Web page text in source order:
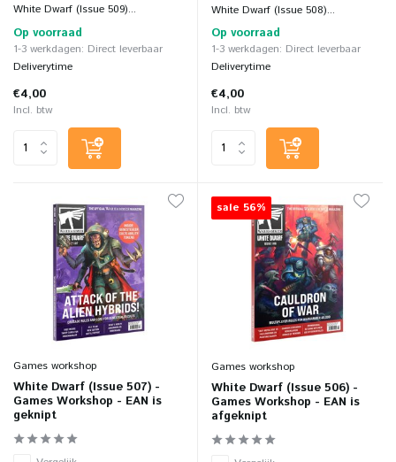
White Dwarf (Issue 509)...
Op voorraad
1-3 werkdagen: Direct leverbaar
Deliverytime
€4,00
Incl. btw
White Dwarf (Issue 508)...
Op voorraad
1-3 werkdagen: Direct leverbaar
Deliverytime
€4,00
Incl. btw
Games workshop
White Dwarf (Issue 507) -
Games Workshop - EAN is
geknipt
sale 56%
Games workshop
White Dwarf (Issue 506) -
Games Workshop - EAN is
afgeknipt